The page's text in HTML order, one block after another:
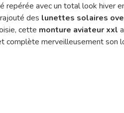
repérée avec un total look hiver
des lunettes solaires
cette monture aviateur xxl
complète merveilleusement son